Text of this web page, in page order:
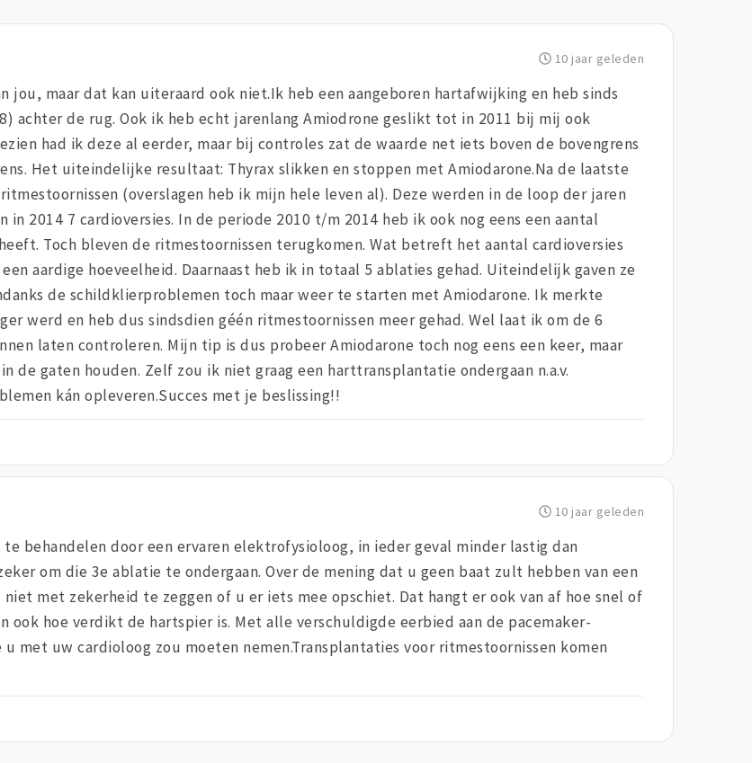
10 jaar geleden
jou, maar dat kan uiteraard ook niet.Ik heb een aangeboren hartafwijking en heb sinds
achter de rug. Ook ik heb echt jarenlang Amiodrone geslikt tot in 2011 bij mij ook
had ik deze al eerder, maar bij controles zat de waarde net iets boven de bovengrens
Het uiteindelijke resultaat: Thyrax slikken en stoppen met Amiodarone.Na de laatste
(overslagen heb ik mijn hele leven al). Deze werden in de loop der jaren
in 2014 7 cardioversies. In de periode 2010 t/m 2014 heb ik ook nog eens een aantal
Toch bleven de ritmestoornissen terugkomen. Wat betreft het aantal cardioversies
aardige hoeveelheid. Daarnaast heb ik in totaal 5 ablaties gehad. Uiteindelijk gaven ze
de schildklierproblemen toch maar weer te starten met Amiodarone. Ik merkte
werd en heb dus sindsdien géén ritmestoornissen meer gehad. Wel laat ik om de 6
laten controleren. Mijn tip is dus probeer Amiodarone toch nog eens een keer, maar
de gaten houden. Zelf zou ik niet graag een harttransplantatie ondergaan n.a.v.
kán opleveren.Succes met je beslissing!!
10 jaar geleden
behandelen door een ervaren elektrofysioloog, in ieder geval minder lastig dan
om die 3e ablatie te ondergaan. Over de mening dat u geen baat zult hebben van een
met zekerheid te zeggen of u er iets mee opschiet. Dat hangt er ook van af hoe snel of
hoe verdikt de hartspier is. Met alle verschuldigde eerbied aan de pacemaker-
met uw cardioloog zou moeten nemen.Transplantaties voor ritmestoornissen komen